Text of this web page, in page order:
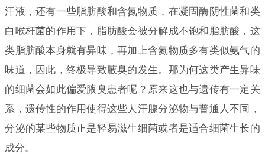
汗液，还有一些脂肪酸和含氮物质，在凝固酶阴性菌和类
白喉杆菌的作用下，脂肪酸会被分解成不饱和脂肪酸，这
类脂肪酸本身就有异味，再加上含氮物质多有类似氨气的
味道，因此，终极导致腋臭的发生。那为何这类产生异味
的细菌会如此偏爱腋臭患者呢？原来这也与遗传有一定关
系，遗传性的作用使得这些人汗腺分泌物与普通人不同，
分泌的某些物质正是轻易滋生细菌或者是适合细菌生长的
成分。